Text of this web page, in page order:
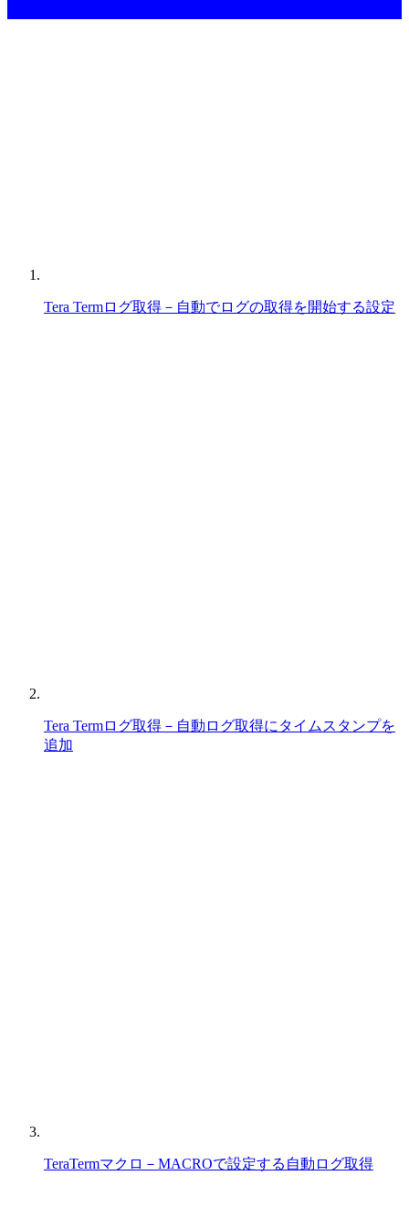
Tera Termログ取得－自動でログの取得を開始する設定
Tera Termログ取得－自動ログ取得にタイムスタンプを
追加
TeraTermマクロ－MACROで設定する自動ログ取得